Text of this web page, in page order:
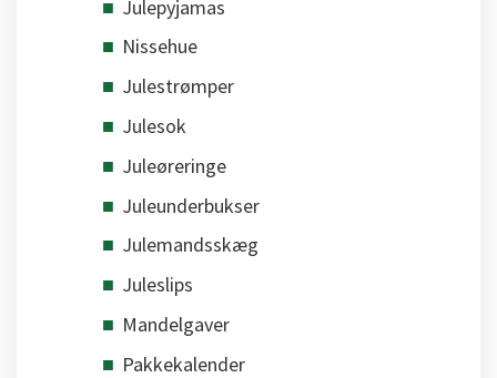
Julepyjamas
Nissehue
Julestrømper
Julesok
Juleøreringe
Juleunderbukser
Julemandsskæg
Juleslips
Mandelgaver
Pakkekalender